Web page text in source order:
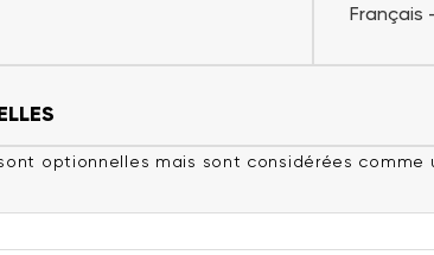
Français
optionnelles mais sont considérées comme